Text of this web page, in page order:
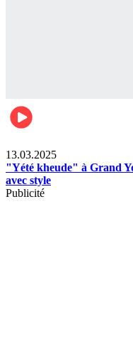
13.03.2025
"Yété kheude" à Grand
avec style
Publicité